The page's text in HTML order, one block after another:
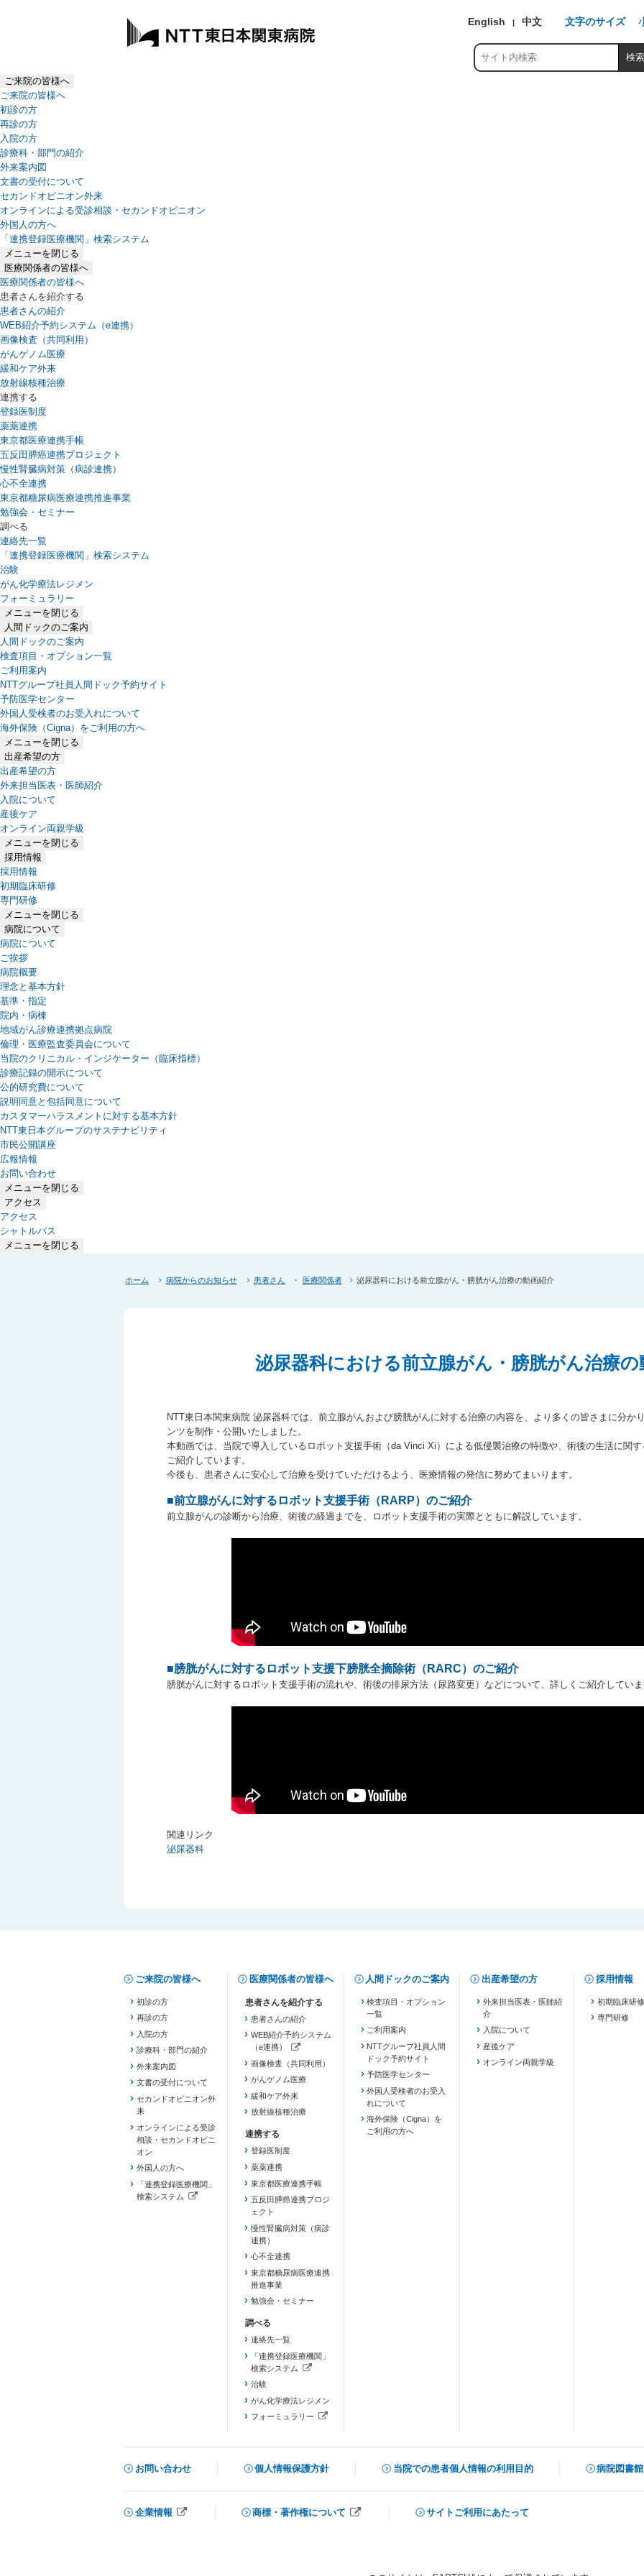
English 中文 文字のサイズ
ご来院の皆様へ
ご来院の皆様へ
初診の方
再診の方
入院の方
診療科・部門の紹介
外来案内図
文書の受付について
セカンドオピニオン外来
オンラインによる受診相談・セカンドオピニオン
外国人の方へ
「連携登録医療機関」検索システム
（新しいタブで開きます）
メニューを閉じる
医療関係者の皆様へ
医療関係者の皆様へ
患者さんを紹介する
患者さんの紹介
WEB紹介予約システム（e連携）
（新しいタブで開きます）
画像検査（共同利用）
がんゲノム医療
緩和ケア外来
放射線核種治療
連携する
登録医制度
薬薬連携
東京都医療連携手帳
五反田膵癌連携プロジェクト
慢性腎臓病対策（病診連携）
心不全連携
東京都糖尿病医療連携推進事業
勉強会・セミナー
調べる
連絡先一覧
「連携登録医療機関」検索システム
（新しいタブで開きます）
治験
がん化学療法レジメン
フォーミュラリー
（PDFファイル、新しいタブで開きます）
メニューを閉じる
人間ドックのご案内
人間ドックのご案内
検査項目・オプション一覧
ご利用案内
NTTグループ社員人間ドック予約サイト
予防医学センター
外国人受検者のお受入れについて
海外保険（Cigna）をご利用の方へ
メニューを閉じる
出産希望の方
出産希望の方
外来担当医表・医師紹介
入院について
産後ケア
オンライン両親学級
メニューを閉じる
採用情報
採用情報
初期臨床研修
専門研修
メニューを閉じる
病院について
病院について
ご挨拶
病院概要
理念と基本方針
基準・指定
院内・病棟
地域がん診療連携拠点病院
倫理・医療監査委員会について
当院のクリニカル・インジケーター（臨床指標）
診療記録の開示について
公的研究費について
説明同意と包括同意について
カスタマーハラスメントに対する基本方針
NTT東日本グループのサステナビリティ
（新しいタブで開きます）
市民公開講座
広報情報
お問い合わせ
メニューを閉じる
アクセス
アクセス
シャトルバス
メニューを閉じる
ホーム 病院からのお知らせ 患者さん 医療関係者 泌尿器科における前立腺がん・膀胱がん治療の動画紹介
泌尿器科における前立腺がん・膀胱がん治療の
NTT東日本関東病院 泌尿器科では、前立腺がんおよび膀胱がんに対する治療の内容を、より多くの皆さまに分か
ンツを制作・公開いたしました。
本動画では、当院で導入しているロボット支援手術（da Vinci Xi）による低侵襲治療の特徴や、術後の生活に関
ご紹介しています。
今後も、患者さんに安心して治療を受けていただけるよう、医療情報の発信に努めてまいります。
■前立腺がんに対するロボット支援手術（RARP）のご紹介
前立腺がんの診断から治療、術後の経過までを、ロボット支援手術の実際とともに解説しています。
■膀胱がんに対するロボット支援下膀胱全摘除術（RARC）のご紹介
膀胱がんに対するロボット支援手術の流れや、術後の排尿方法（尿路変更）などについて、詳しくご紹介してい
関連リンク
泌尿器科
ご来院の皆様へ
初診の方
再診の方
入院の方
診療科・部門の紹介
外来案内図
文書の受付について
セカンドオピニオン外
来
オンラインによる受診
相談・セカンドオピニ
オン
外国人の方へ
「連携登録医療機関」
検索システム
医療関係者の皆様へ
患者さんの紹介
WEB紹介予約システム
（e連携）
（新しいタブで開きます）
画像検査（共同利用）
がんゲノム医療
緩和ケア外来
放射線核種治療
登録医制度
薬薬連携
東京都医療連携手帳
五反田膵癌連携プロジ
ェクト
慢性腎臓病対策（病診
連携）
心不全連携
東京都糖尿病医療連携
推進事業
勉強会・セミナー
連絡先一覧
「連携登録医療機関」
検索システム
（新しいタブで開きます）
治験
がん化学療法レジメン
フォーミュラリー
人間ドックのご案内
検査項目・オプション
一覧
ご利用案内
NTTグループ社員人間
ドック予約サイト
予防医学センター
外国人受検者のお受入
れについて
海外保険（Cigna）を
ご利用の方へ
出産希望の方
外来担当医表・医師紹
介
入院について
産後ケア
オンライン両親学級
採用情報
初期臨床研修
専門研修
お問い合わせ 個人情報保護方針 当院での患者個人情報の利用目的
病院図書館
企業情報
商標・著作権について
サイトご利用にあたって